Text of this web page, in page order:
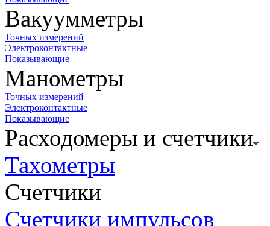
Вакуумметры
Точных измерений
Электроконтактные
Показывающие
Манометры
Точных измерений
Электроконтактные
Показывающие
Расходомеры и счетчики
Тахометры
Счетчики
Счетчики импульсов